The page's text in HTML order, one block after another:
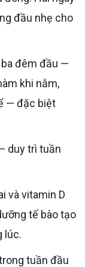
đầu nhẹ cho
khi nằm,
— đặc biệt
tế bào tạo
lúc.